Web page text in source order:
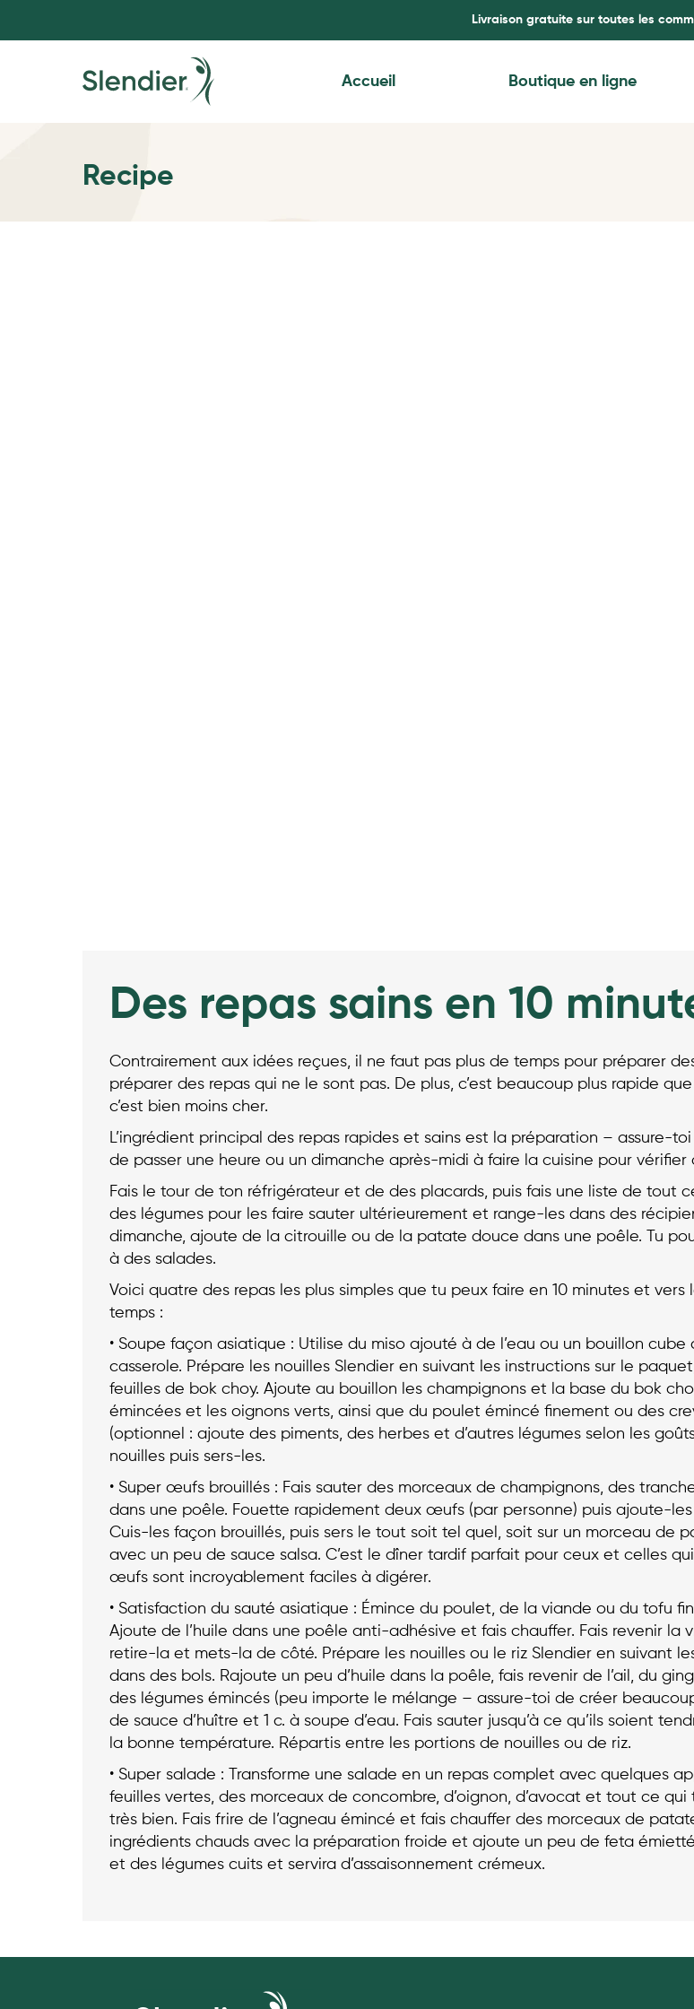
Livraison gratuite sur toutes les
Accueil Boutique en ligne
Recipe
Des repas sains en 10
Contrairement aux idées reçues, il ne faut pas plus de temps pour préparer
préparer des repas qui ne le sont pas. De plus, c’est beaucoup plus rapide
c’est bien moins cher.
L’ingrédient principal des repas rapides et sains est la préparation – assure-
de passer une heure ou un dimanche après-midi à faire la cuisine pour vérifier
Fais le tour de ton réfrigérateur et de des placards, puis fais une liste de tout
des légumes pour les faire sauter ultérieurement et range-les dans des
dimanche, ajoute de la citrouille ou de la patate douce dans une poêle. Tu
à des salades.
Voici quatre des repas les plus simples que tu peux faire en 10 minutes et
temps :
• Soupe façon asiatique : Utilise du miso ajouté à de l’eau ou un bouillon
casserole. Prépare les nouilles Slendier en suivant les instructions sur le
feuilles de bok choy. Ajoute au bouillon les champignons et la base du bok
émincées et les oignons verts, ainsi que du poulet émincé finement ou des
(optionnel : ajoute des piments, des herbes et d’autres légumes selon les
nouilles puis sers-les.
• Super œufs brouillés : Fais sauter des morceaux de champignons, des
dans une poêle. Fouette rapidement deux œufs (par personne) puis ajoute-
Cuis-les façon brouillés, puis sers le tout soit tel quel, soit sur un morceau de
avec un peu de sauce salsa. C’est le dîner tardif parfait pour ceux et celles
œufs sont incroyablement faciles à digérer.
• Satisfaction du sauté asiatique : Émince du poulet, de la viande ou du tofu
Ajoute de l’huile dans une poêle anti-adhésive et fais chauffer. Fais revenir la
retire-la et mets-la de côté. Prépare les nouilles ou le riz Slendier en suivant
dans des bols. Rajoute un peu d’huile dans la poêle, fais revenir de l’ail, du
des légumes émincés (peu importe le mélange – assure-toi de créer
de sauce d’huître et 1 c. à soupe d’eau. Fais sauter jusqu’à ce qu’ils soient
la bonne température. Répartis entre les portions de nouilles ou de riz.
• Super salade : Transforme une salade en un repas complet avec quelques
feuilles vertes, des morceaux de concombre, d’oignon, d’avocat et tout ce
très bien. Fais frire de l’agneau émincé et fais chauffer des morceaux de
ingrédients chauds avec la préparation froide et ajoute un peu de feta
et des légumes cuits et servira d’assaisonnement crémeux.